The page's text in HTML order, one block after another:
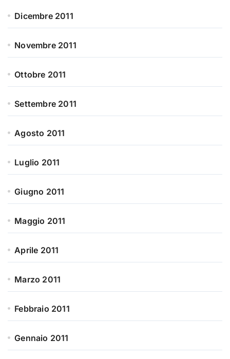
Dicembre 2011
Novembre 2011
Ottobre 2011
Settembre 2011
Agosto 2011
Luglio 2011
Giugno 2011
Maggio 2011
Aprile 2011
Marzo 2011
Febbraio 2011
Gennaio 2011